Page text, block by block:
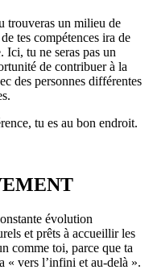
trouveras un milieu de
tes compétences ira de
Ici, tu ne seras pas un
de contribuer à la
des personnes différentes
tu es au bon endroit.
évolution
et prêts à accueillir les
comme toi, parce que ta
« vers l’infini et au-delà ».